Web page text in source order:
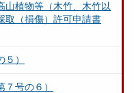
山植物等（木竹、木竹以
取（損傷）許可申請書
）
号の６）